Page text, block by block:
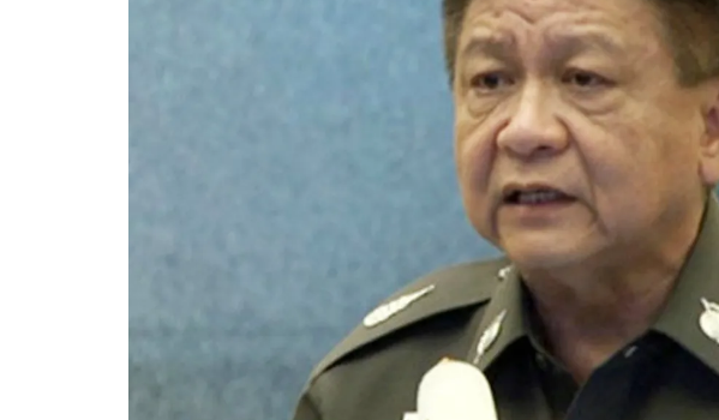
ติดตามสนุกโซเชียลได้ที่
บริษัท อิมเมจ ฟิวเจอร์ (ประเทศไทย) จำกัด